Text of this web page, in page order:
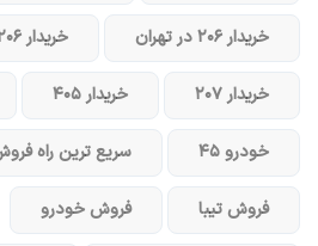
خریدار ۲۰۶ در تهران خریدار ۲۰۶ در محل
خریدار ۲۰۷ خریدار ۴۰۵
خودرو ۴۵ سریع ترین راه
فروش تیبا فروش خودرو